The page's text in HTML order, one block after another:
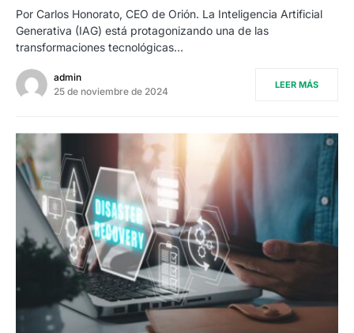
Por Carlos Honorato, CEO de Orión. La Inteligencia Artificial
Generativa (IAG) está protagonizando una de las
transformaciones tecnológicas…
admin
25 de noviembre de 2024
LEER MÁS